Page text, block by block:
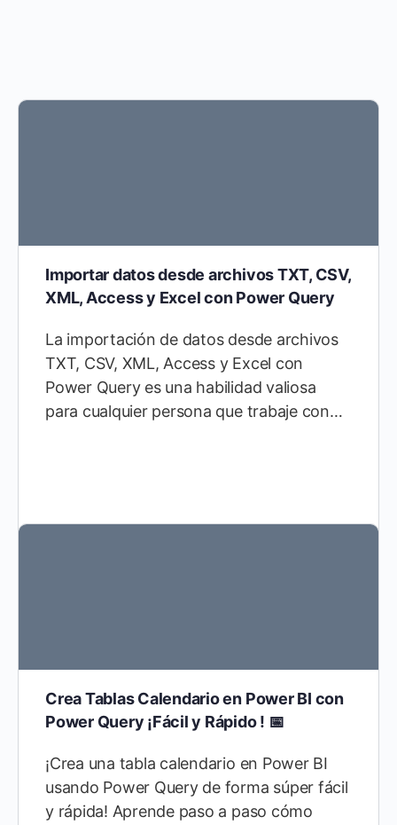
Importar datos desde archivos TXT, CSV,
XML, Access y Excel con Power Query
La importación de datos desde archivos
TXT, CSV, XML, Access y Excel con
Power Query es una habilidad valiosa
para cualquier persona que trabaje con…
Crea Tablas Calendario en Power BI con
Power Query ¡Fácil y Rápido ! 📅
¡Crea una tabla calendario en Power BI
usando Power Query de forma súper fácil
y rápida! Aprende paso a paso cómo